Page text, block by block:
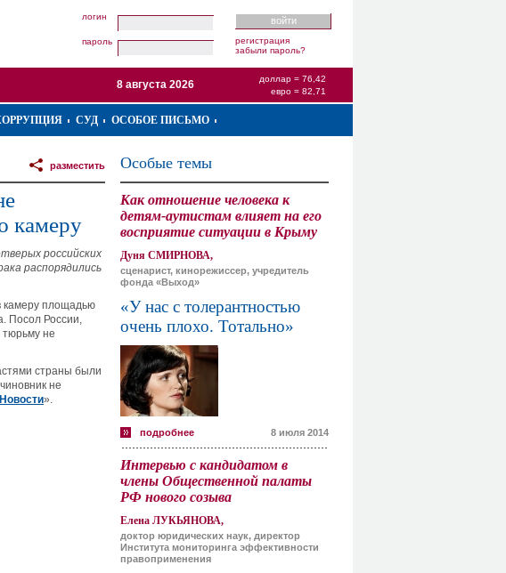
логин
пароль
регистрация
забыли пароль?
доллар = 76,42
евро = 82,71
8 августа 2026
СУД ОСОБОЕ ПИСЬМО
разместить
камеру
российских
распорядились
камеру площадью
Посол России,
тюрьму не
страны были
не
».
Особые темы
Как отношение человека к
детям-аутистам влияет на его
восприятие ситуации в Крыму
Дуня СМИРНОВА,
сценарист, кинорежиссер, учредитель
фонда «Выход»
«У нас с толерантностью
очень плохо. Тотально»
подробнее 8 июля 2014
Интервью с кандидатом в
члены Общественной палаты
РФ нового созыва
Елена ЛУКЬЯНОВА,
доктор юридических наук, директор
Института мониторинга эффективности
правоприменения